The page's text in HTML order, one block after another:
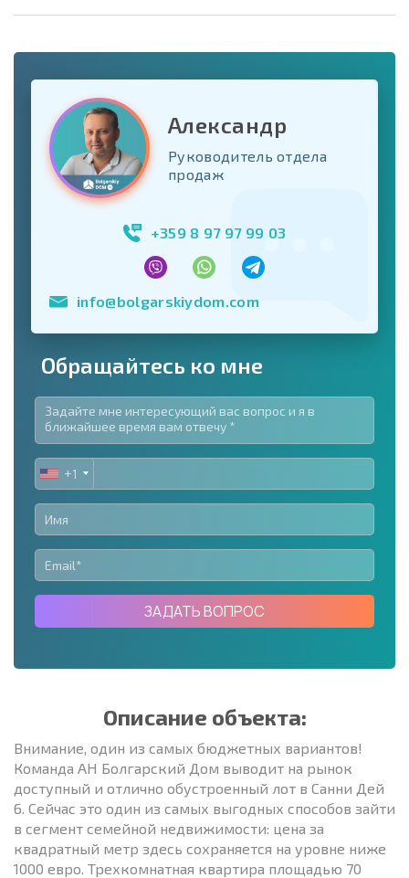
Александр
Руководитель отдела
продаж
+359 8 97 97 99 03
info@bolgarskiydom.com
Обращайтесь ко мне
UNITED
STATES
+1
+1
ЗАДАТЬ ВОПРОС
Описание объекта:
Внимание, один из самых бюджетных вариантов!
Команда АН Болгарский Дом выводит на рынок
доступный и отлично обустроенный лот в Санни Дей
6. Сейчас это один из самых выгодных способов зайти
в сегмент семейной недвижимости: цена за
квадратный метр здесь сохраняется на уровне ниже
1000 евро. Трехкомнатная квартира площадью 70